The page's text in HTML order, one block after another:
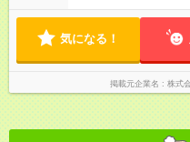
気になる！
掲載元企業名 株式